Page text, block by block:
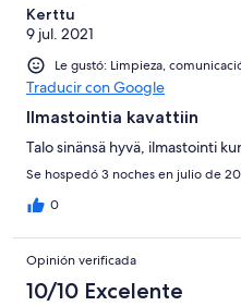
Kerttu
9 jul. 2021
Le gustó: Limpieza,
Traducir con Google
Ilmastointia kavattiin
Talo sinänsä hyvä, ilmastointi
Se hospedó 3 noches en julio de
0
Opinión verificada
10/10 Excelente